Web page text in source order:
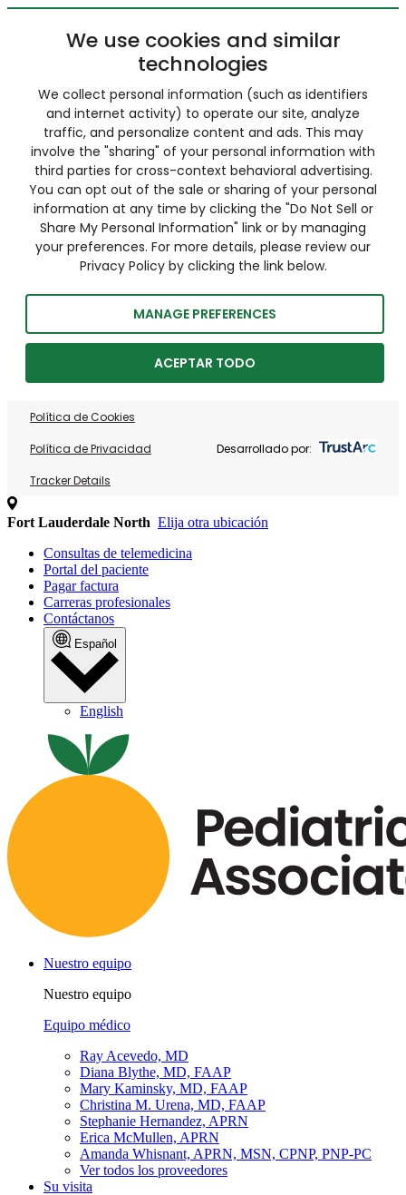
We use cookies and similar
technologies
We collect personal information (such as identifiers
and internet activity) to operate our site, analyze
traffic, and personalize content and ads. This may
involve the "sharing" of your personal information with
third parties for cross-context behavioral advertising.
You can opt out of the sale or sharing of your personal
information at any time by clicking the "Do Not Sell or
Share My Personal Information" link or by managing
your preferences. For more details, please review our
Privacy Policy by clicking the link below.
MANAGE PREFERENCES
ACEPTAR TODO
Política de Cookies
Política de Privacidad
Tracker Details
Desarrollado por:
Fort Lauderdale North Elija otra ubicación
Consultas de telemedicina
Portal del paciente
Pagar factura
Carreras profesionales
Contáctanos
Español
English
Nuestro equipo
Nuestro equipo
Equipo médico
Ray Acevedo, MD
Diana Blythe, MD, FAAP
Mary Kaminsky, MD, FAAP
Christina M. Urena, MD, FAAP
Stephanie Hernandez, APRN
Erica McMullen, APRN
Amanda Whisnant, APRN, MSN, CPNP, PNP-PC
Ver todos los proveedores
Su visita